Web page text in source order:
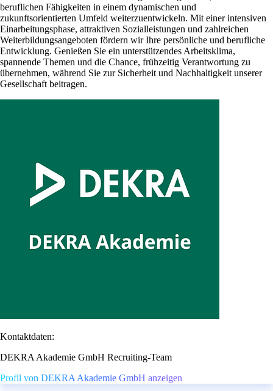
beruflichen Fähigkeiten in einem dynamischen und
zukunftsorientierten Umfeld weiterzuentwickeln. Mit einer intensiven
Einarbeitungsphase, attraktiven Sozialleistungen und zahlreichen
Weiterbildungsangeboten fördern wir Ihre persönliche und berufliche
Entwicklung. Genießen Sie ein unterstützendes Arbeitsklima,
spannende Themen und die Chance, frühzeitig Verantwortung zu
übernehmen, während Sie zur Sicherheit und Nachhaltigkeit unserer
Gesellschaft beitragen.
Kontaktdaten:
DEKRA Akademie GmbH Recruiting-Team
Profil von DEKRA Akademie GmbH anzeigen